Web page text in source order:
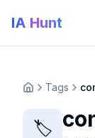
IA Hunt
Tags
🏷️